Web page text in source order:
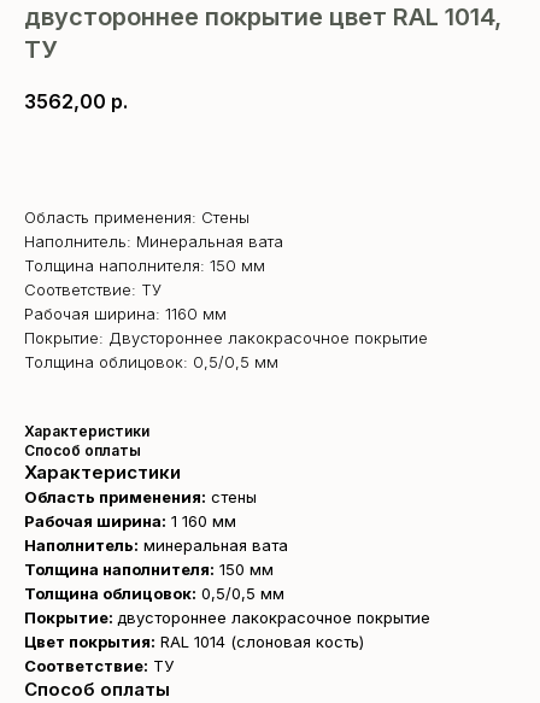
двустороннее покрытие цвет RAL 1014,
ТУ
3562,00 р.
Область применения: Стены
Наполнитель: Минеральная вата
Толщина наполнителя: 150 мм
Соответствие: ТУ
Рабочая ширина: 1160 мм
Покрытие: Двустороннее лакокрасочное покрытие
Толщина облицовок: 0,5/0,5 мм
Характеристики
Способ оплаты
Характеристики
Область применения: стены
Рабочая ширина: 1 160 мм
Наполнитель: минеральная вата
Толщина наполнителя: 150 мм
Толщина облицовок: 0,5/0,5 мм
Покрытие: двустороннее лакокрасочное покрытие
Цвет покрытия: RAL 1014 (cлоновая кость)
Соответствие: ТУ
Способ оплаты